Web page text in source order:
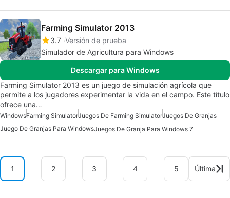
Farming Simulator 2013
3.7 Versión de prueba
Simulador de Agricultura para Windows
Descargar para Windows
Farming Simulator 2013 es un juego de simulación agrícola que
permite a los jugadores experimentar la vida en el campo. Este título
ofrece una…
WindowsFarming SimulatorJuegos De Farming SimulatorJuegos De Granjas
Juego De Granjas Para WindowsJuegos De Granja Para Windows 7
1 2 3 4 5 Última